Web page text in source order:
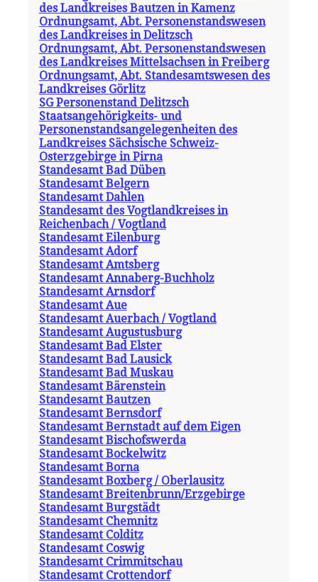
des Landkreises Bautzen in Kamenz
Ordnungsamt, Abt. Personenstandswesen
des Landkreises in Delitzsch
Ordnungsamt, Abt. Personenstandswesen
des Landkreises Mittelsachsen in Freiberg
Ordnungsamt, Abt. Standesamtswesen des
Landkreises Görlitz
SG Personenstand Delitzsch
Staatsangehörigkeits- und
Personenstandsangelegenheiten des
Landkreises Sächsische Schweiz-
Osterzgebirge in Pirna
Standesamt Bad Düben
Standesamt Belgern
Standesamt Dahlen
Standesamt des Vogtlandkreises in
Reichenbach / Vogtland
Standesamt Eilenburg
Standesamt Adorf
Standesamt Amtsberg
Standesamt Annaberg-Buchholz
Standesamt Arnsdorf
Standesamt Aue
Standesamt Auerbach / Vogtland
Standesamt Augustusburg
Standesamt Bad Elster
Standesamt Bad Lausick
Standesamt Bad Muskau
Standesamt Bärenstein
Standesamt Bautzen
Standesamt Bernsdorf
Standesamt Bernstadt auf dem Eigen
Standesamt Bischofswerda
Standesamt Bockelwitz
Standesamt Borna
Standesamt Boxberg / Oberlausitz
Standesamt Breitenbrunn/Erzgebirge
Standesamt Burgstädt
Standesamt Chemnitz
Standesamt Colditz
Standesamt Coswig
Standesamt Crimmitschau
Standesamt Crottendorf